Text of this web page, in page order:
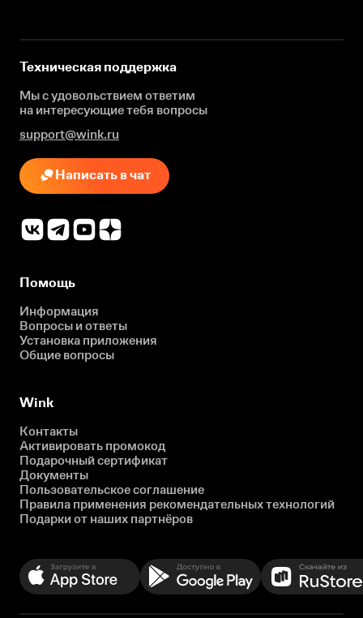
Техническая поддержка
Мы с удовольствием ответим
на интересующиетебя вопросы
support@wink.ru
Написать в чат
Помощь
Информация
Вопросы и ответы
Установка приложения
Общие вопросы
Wink
Контакты
Активировать промокод
Подарочный сертификат
Документы
Пользовательское соглашение
Правила применения рекомендательных технологий
Подарки от наших партнёров